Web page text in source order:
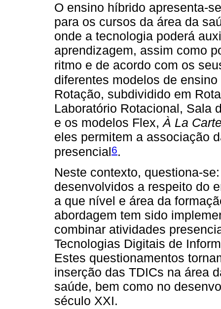
O ensino híbrido apresenta-
para os cursos da área da
onde a tecnologia poderá
aprendizagem, assim como
ritmo e de acordo com os
diferentes modelos de
Rotação, subdividido em
Laboratório Rotacional, Sala
e os modelos Flex, À La
eles permitem a associação
presencial6.
Neste contexto, questiona-
desenvolvidos a respeito do
a que nível e área da
abordagem tem sido
combinar atividades
Tecnologias Digitais de
Estes questionamentos
inserção das TDICs na área
saúde, bem como no
século XXI.